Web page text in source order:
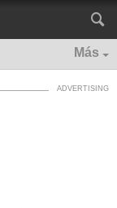
Más